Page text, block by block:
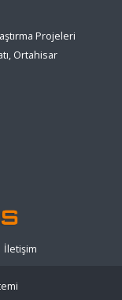
Projeleri
Ortahisar
İletişim